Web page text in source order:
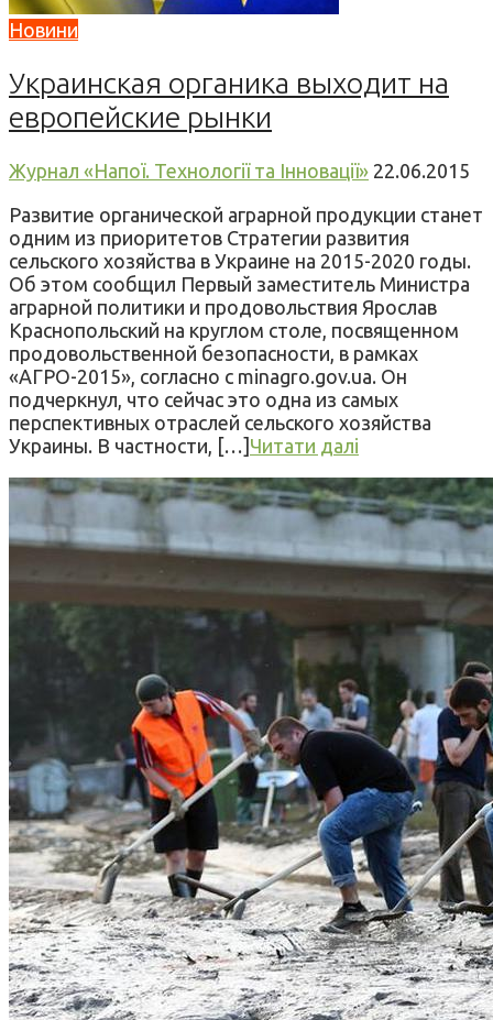
Новини
Украинская органика выходит на
европейские рынки
Журнал «Напої. Технології та Інновації» 22.06.2015
Развитие органической аграрной продукции станет
одним из приоритетов Стратегии развития
сельского хозяйства в Украине на 2015-2020 годы.
Об этом сообщил Первый заместитель Министра
аграрной политики и продовольствия Ярослав
Краснопольский на круглом столе, посвященном
продовольственной безопасности, в рамках
«АГРО-2015», согласно с minagro.gov.ua. Он
подчеркнул, что сейчас это одна из самых
перспективных отраслей сельского хозяйства
Украины. В частности, […] Читати далі